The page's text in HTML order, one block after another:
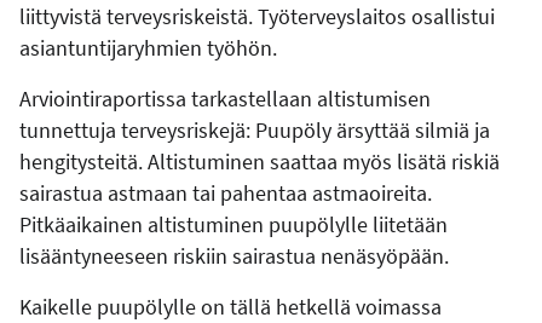
liittyvistä terveysriskeistä. Työterveyslaitos osallistui
asiantuntijaryhmien työhön.
Arviointiraportissa tarkastellaan altistumisen
tunnettuja terveysriskejä: Puupöly ärsyttää silmiä ja
hengitysteitä. Altistuminen saattaa myös lisätä riskiä
sairastua astmaan tai pahentaa astmaoireita.
Pitkäaikainen altistuminen puupölylle liitetään
lisääntyneeseen riskiin sairastua nenäsyöpään.
Kaikelle puupölylle on tällä hetkellä voimassa